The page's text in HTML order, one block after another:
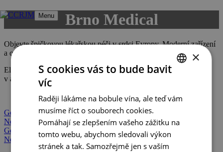
Přeskočit
Menu Brno Medical
Objevte špičkovou lékařskou péči v srdci Evropy. Moderní zařízení
a odborníci pro vaše zdraví.
Elektronická verze tematického letáčku je ke stažení zde (pouze
v angličtině):EN
Gourmet Jižní Morava 2022
Netradiční místa pro setkání
Gourmet Jižní Morava 2022
Netradiční místa pro setkání
ENGLISH
×
S cookies vás to bude bavit
víc
Raději lákáme na bobule vína, ale teď vám
musíme říct o souborech cookies.
Pomáhají se zlepšením vašeho zážitku na
tomto webu, abychom sledovali výkon
stránek a tak. Samozřejmě jen s vaším